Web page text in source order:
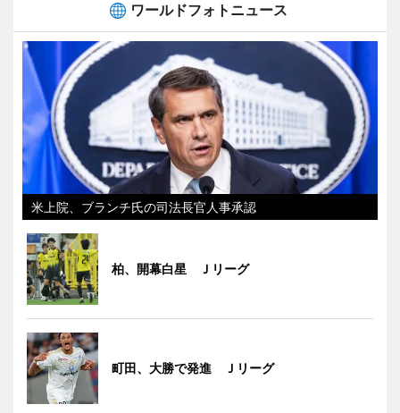
ワールドフォトニュース
米上院、ブランチ氏の司法長官人事承認
柏、開幕白星 Ｊリーグ
町田、大勝で発進 Ｊリーグ